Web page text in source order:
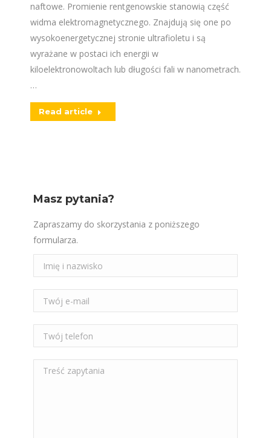
naftowe. Promienie rentgenowskie stanowią część
widma elektromagnetycznego. Znajdują się one po
wysokoenergetycznej stronie ultrafioletu i są
wyrażane w postaci ich energii w
kiloelektronowoltach lub długości fali w nanometrach.
…
Read article
Masz pytania?
Zapraszamy do skorzystania z poniższego
formularza.